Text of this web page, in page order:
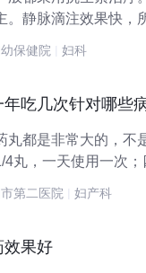
。静脉滴注效果快，
保健院 妇科
吃几次针对哪些
丸都是非常大的，不
4丸，一天使用一次
第二医院 妇产科
效果好